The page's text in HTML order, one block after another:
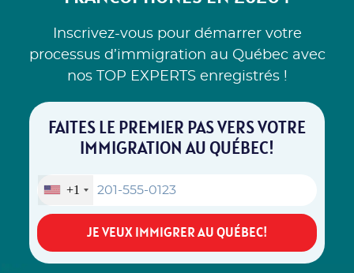
Inscrivez-vous pour démarrer votre
processus d’immigration au Québec avec
nos TOP EXPERTS enregistrés !
FAITES LE PREMIER PAS VERS VOTRE
IMMIGRATION AU QUÉBEC!
+1
JE VEUX IMMIGRER AU QUÉBEC!